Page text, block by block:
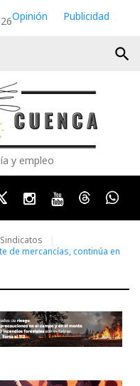
Opinión
Publicidad
search
y empleo
TwitterInstagram
YoutubeThreads
Sindicatos
de mercancías, continúa en